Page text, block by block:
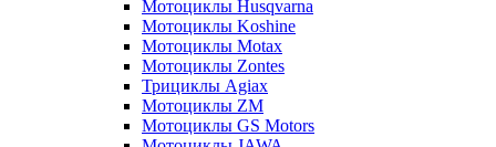
Мотоциклы Husqvarna
Мотоциклы Koshine
Мотоциклы Motax
Мотоциклы Zontes
Трициклы Agiax
Мотоциклы ZM
Мотоциклы GS Motors